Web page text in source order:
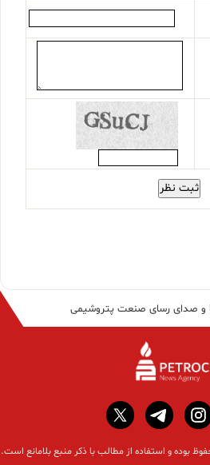
ثبت نظر
و صدای رسای صنعت پتروشیمی
بوده و استفاده از مطالب با ذکر منبع بلامانع است.